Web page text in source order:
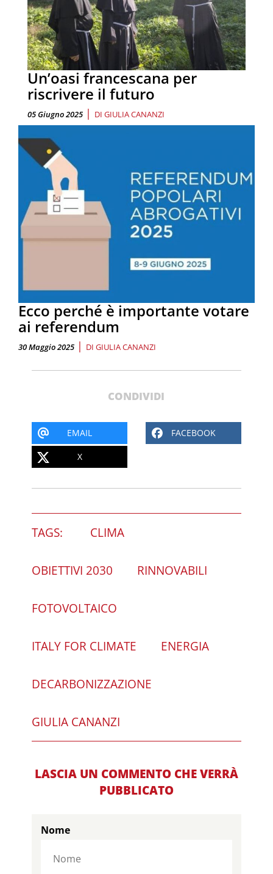
Un’oasi francescana per
riscrivere il futuro
05 Giugno 2025 | DI GIULIA CANANZI
Ecco perché è importante votare
ai referendum
30 Maggio 2025 | DI GIULIA CANANZI
CONDIVIDI
EMAIL FACEBOOK
X
TAGS: CLIMA
OBIETTIVI 2030 RINNOVABILI
FOTOVOLTAICO
ITALY FOR CLIMATE ENERGIA
DECARBONIZZAZIONE
GIULIA CANANZI
LASCIA UN COMMENTO CHE VERRÀ
PUBBLICATO
Nome